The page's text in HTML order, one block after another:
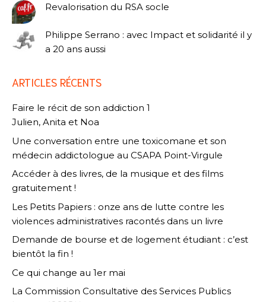
Revalorisation du RSA socle
Philippe Serrano : avec Impact et solidarité il y
a 20 ans aussi
ARTICLES RÉCENTS
Faire le récit de son addiction 1
Julien, Anita et Noa
Une conversation entre une toxicomane et son
médecin addictologue au CSAPA Point-Virgule
Accéder à des livres, de la musique et des films
gratuitement !
Les Petits Papiers : onze ans de lutte contre les
violences administratives racontés dans un livre
Demande de bourse et de logement étudiant : c’est
bientôt la fin !
Ce qui change au 1er mai
La Commission Consultative des Services Publics